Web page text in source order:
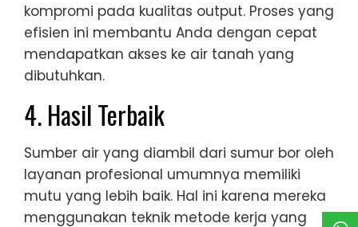
kompromi pada kualitas output. Proses yang
efisien ini membantu Anda dengan cepat
mendapatkan akses ke air tanah yang
dibutuhkan.
4. Hasil Terbaik
Sumber air yang diambil dari sumur bor oleh
layanan profesional umumnya memiliki
mutu yang lebih baik. Hal ini karena mereka
menggunakan teknik metode kerja yang